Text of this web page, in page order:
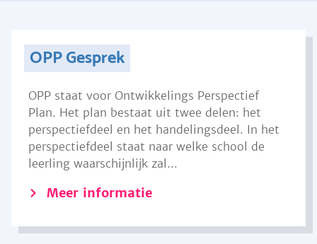
OPP Gesprek
OPP staat voor Ontwikkelings Perspectief
Plan. Het plan bestaat uit twee delen: het
perspectiefdeel en het handelingsdeel. In het
perspectiefdeel staat naar welke school de
leerling waarschijnlijk zal...
Meer informatie